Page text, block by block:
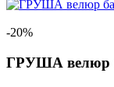
-20%
ГРУША велюр